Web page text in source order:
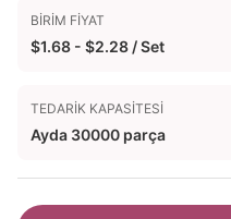
BIRIM FIYAT
$1.68 - $2.28 / Set
TEDARIK KAPASITESI
Ayda 30000 parça